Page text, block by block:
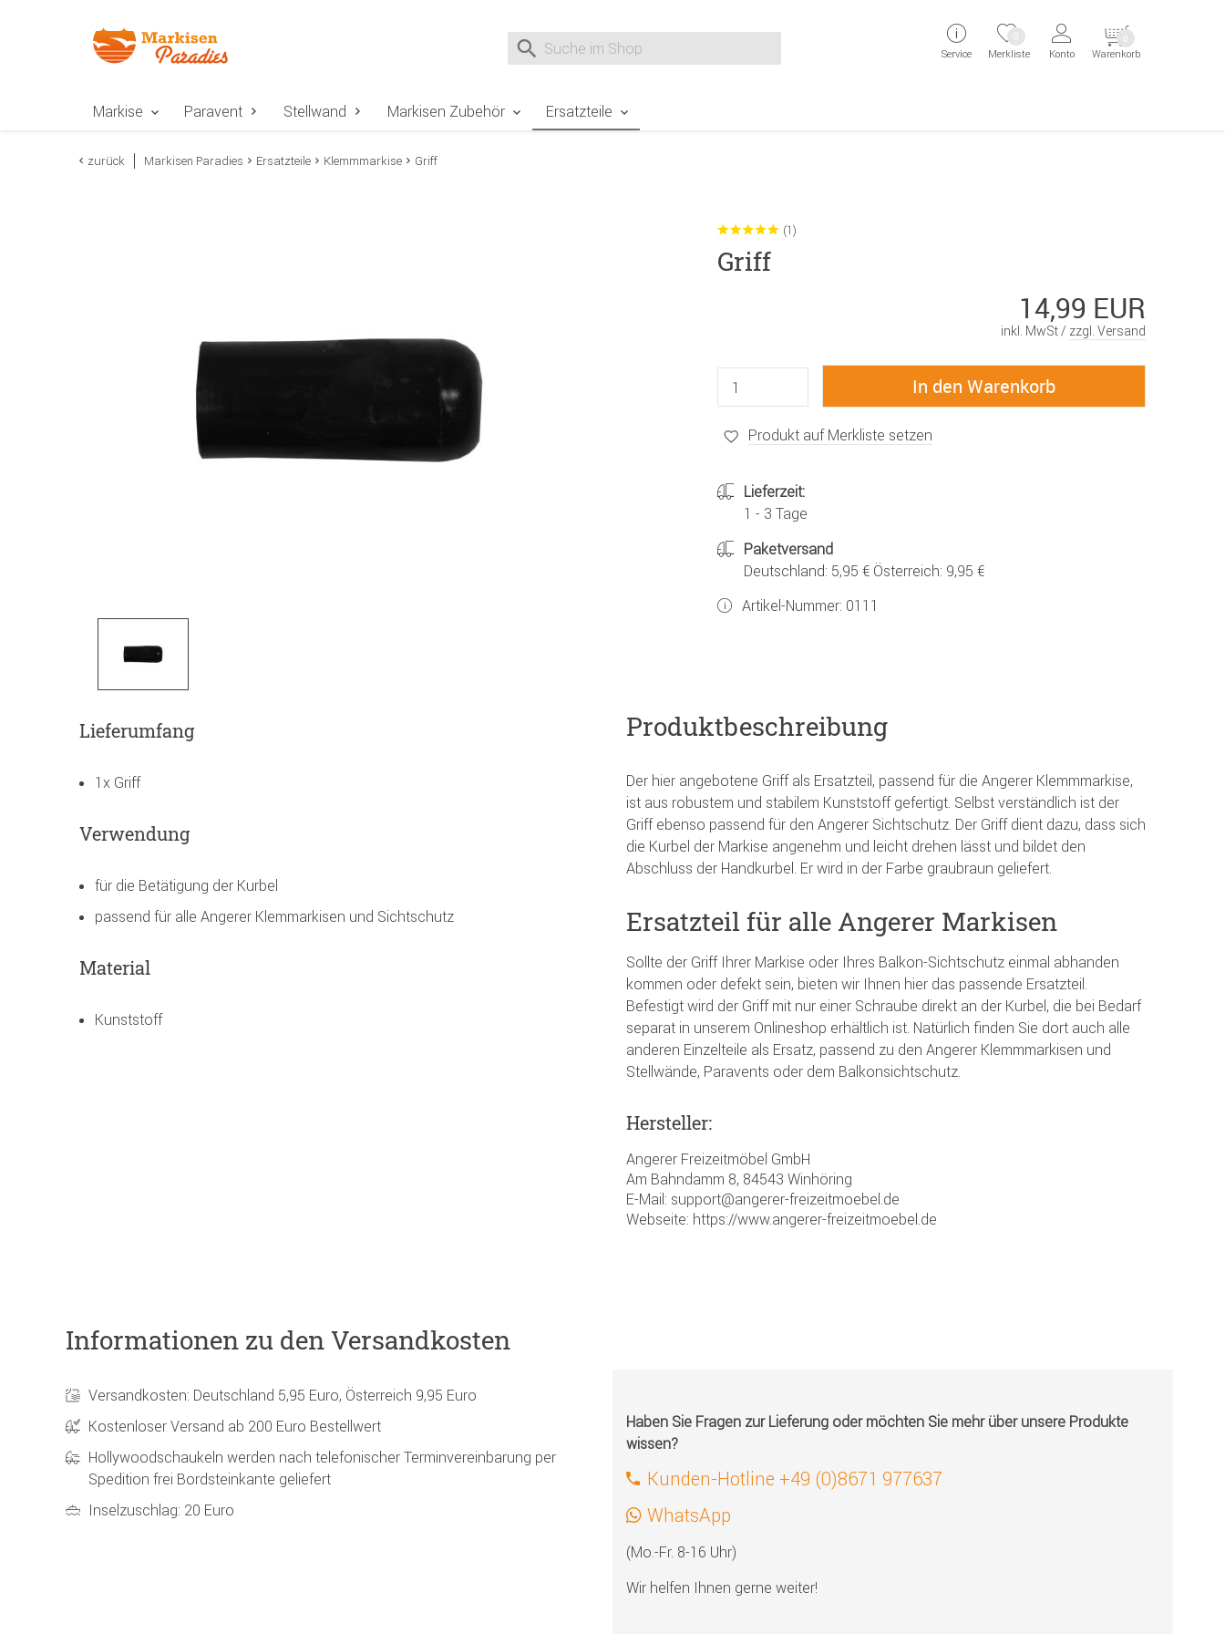
Suche nach
Service Merkliste
0
Konto Warenkorb
0
Markise Paravent Stellwand Markisen Zubehör Ersatzteile
zurück Markisen Paradies Ersatzteile Klemmmarkise Griff
(1)
Griff
14,99 EUR
inkl. MwSt / zzgl. Versand
Produkt auf Merkliste setzen
Lieferzeit:
1 - 3 Tage
Paketversand
Deutschland: 5,95 € Österreich: 9,95 €
Artikel-Nummer: 0111
Lieferumfang
1x Griff
Verwendung
für die Betätigung der Kurbel
passend für alle Angerer Klemmarkisen und Sichtschutz
Material
Kunststoff
Produktbeschreibung
Der hier angebotene Griff als Ersatzteil, passend für die Angerer Klemmmarkise,
ist aus robustem und stabilem Kunststoff gefertigt. Selbst verständlich ist der
Griff ebenso passend für den Angerer Sichtschutz. Der Griff dient dazu, dass sich
die Kurbel der Markise angenehm und leicht drehen lässt und bildet den
Abschluss der Handkurbel. Er wird in der Farbe graubraun geliefert.
Ersatzteil für alle Angerer Markisen
Sollte der Griff Ihrer Markise oder Ihres Balkon-Sichtschutz einmal abhanden
kommen oder defekt sein, bieten wir Ihnen hier das passende Ersatzteil.
Befestigt wird der Griff mit nur einer Schraube direkt an der Kurbel, die bei Bedarf
separat in unserem Onlineshop erhältlich ist. Natürlich finden Sie dort auch alle
anderen Einzelteile als Ersatz, passend zu den Angerer Klemmmarkisen und
Stellwände, Paravents oder dem Balkonsichtschutz.
Hersteller:
Angerer Freizeitmöbel GmbH
Am Bahndamm 8, 84543 Winhöring
E-Mail: support@angerer-freizeitmoebel.de
Webseite: https://www.angerer-freizeitmoebel.de
Informationen zu den Versandkosten
Versandkosten: Deutschland 5,95 Euro, Österreich 9,95 Euro
Kostenloser Versand ab 200 Euro Bestellwert
Hollywoodschaukeln werden nach telefonischer Terminvereinbarung per
Spedition frei Bordsteinkante geliefert
Inselzuschlag: 20 Euro
Haben Sie Fragen zur Lieferung oder möchten Sie mehr über unsere Produkte
wissen?
Kunden-Hotline +49 (0)8671 977637
WhatsApp
(Mo.-Fr. 8-16 Uhr)
Wir helfen Ihnen gerne weiter!